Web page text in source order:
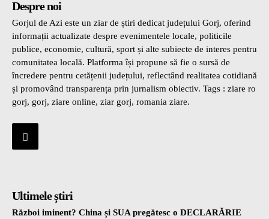
Despre noi
Gorjul de Azi este un ziar de știri dedicat județului Gorj, oferind
informații actualizate despre evenimentele locale, politicile
publice, economie, cultură, sport și alte subiecte de interes pentru
comunitatea locală. Platforma își propune să fie o sursă de
încredere pentru cetățenii județului, reflectând realitatea cotidiană
și promovând transparența prin jurnalism obiectiv. Tags : ziare ro
gorj, gorj, ziare online, ziar gorj, romania ziare.
Ultimele știri
Război iminent? China și SUA pregătesc o DECLARĂRIE